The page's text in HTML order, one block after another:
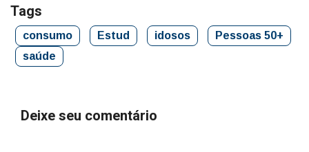
Tags
consumo Estud idosos
Pessoas 50+
saúde
Deixe seu comentário